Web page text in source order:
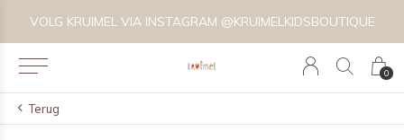
0
VOLG KRUIMEL VIA INSTAGRAM @KRUIMELKIDSBOUTIQUE
Terug